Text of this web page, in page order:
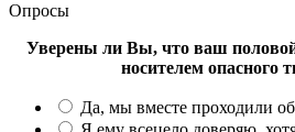
Опросы
Уверены ли Вы, что ваш
носителем опасного
Да, мы вместе проходили